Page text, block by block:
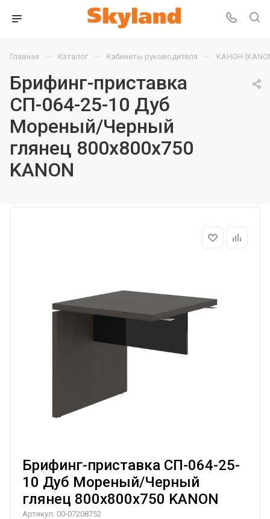
Главная — Каталог — Кабинеты руководителя — КАНОН
Брифинг-приставка
СП-064-25-10 Дуб
Мореный/Черный
глянец 800х800х750
KANON
Брифинг-приставка СП-064-25-
10 Дуб Мореный/Черный
глянец 800х800х750 KANON
Артикул: 00-07208752